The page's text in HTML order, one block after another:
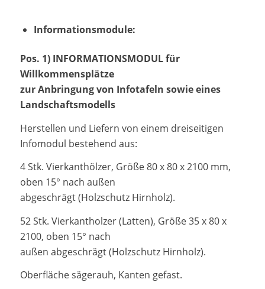
Informationsmodule:
Pos. 1) INFORMATIONSMODUL für
Willkommensplätze
zur Anbringung von Infotafeln sowie eines
Landschaftsmodells
Herstellen und Liefern von einem dreiseitigen
Infomodul bestehend aus:
4 Stk. Vierkanthölzer, Größe 80 x 80 x 2100 mm,
oben 15° nach außen
abgeschrägt (Holzschutz Hirnholz).
52 Stk. Vierkantholzer (Latten), Größe 35 x 80 x
2100, oben 15° nach
außen abgeschrägt (Holzschutz Hirnholz).
Oberfläche sägerauh, Kanten gefast.